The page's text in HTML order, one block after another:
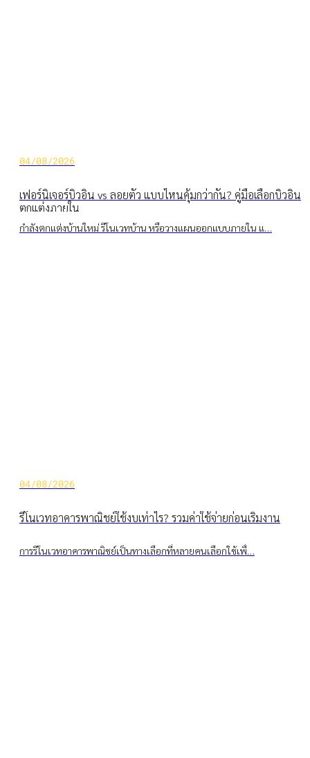
04/08/2026
เฟอร์นิเจอร์บิ้วอิน vs ลอยตัว แบบไหนคุ้มกว่ากัน? คู่มือเลือกบิ้วอิน
ตกแต่งภายใน
กำลังตกแต่งบ้านใหม่ รีโนเวทบ้าน หรือวางแผนออกแบบภายใน แ…
04/08/2026
รีโนเวทอาคารพาณิชย์ใช้งบเท่าไร? รวมค่าใช้จ่ายก่อนเริ่มงาน
การรีโนเวทอาคารพาณิชย์เป็นทางเลือกที่หลายคนเลือกใช้เพื่…